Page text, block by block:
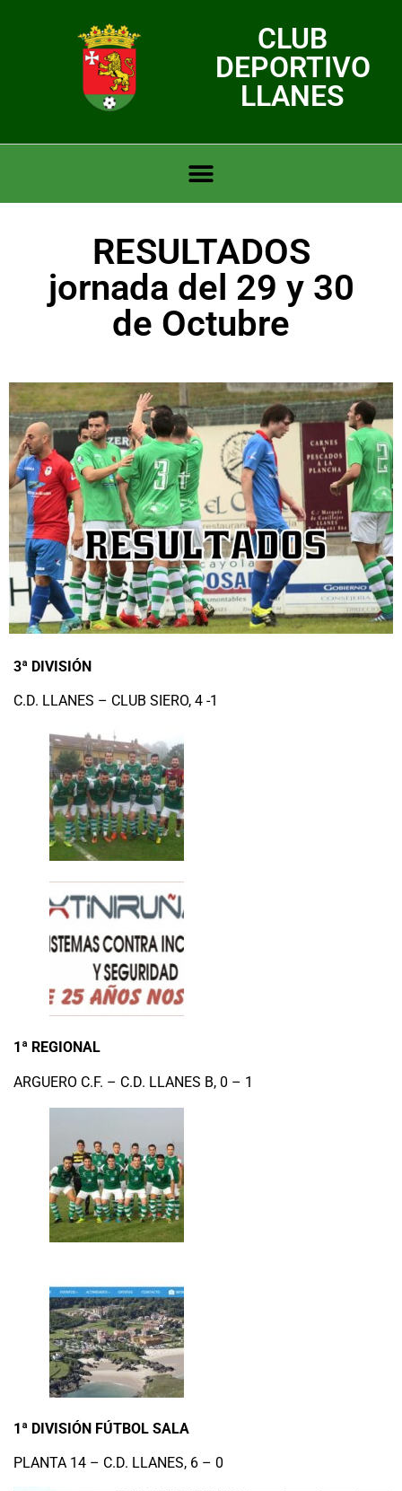
CLUB
DEPORTIVO
LLANES
RESULTADOS
jornada del 29 y 30
de Octubre
3ª DIVISIÓN
C.D. LLANES – CLUB SIERO, 4 -1
1ª REGIONAL
ARGUERO C.F. – C.D. LLANES B, 0 – 1
1ª DIVISIÓN FÚTBOL SALA
PLANTA 14 – C.D. LLANES, 6 – 0